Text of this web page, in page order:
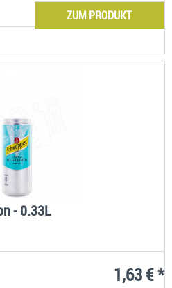
ZUM PRODUKT
- 0.33L
1,63 € *